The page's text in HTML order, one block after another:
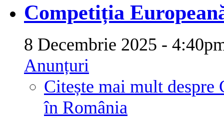
Competiția
8 Decembrie 2025 -
Anunțuri
Citește mai mult despre
în România